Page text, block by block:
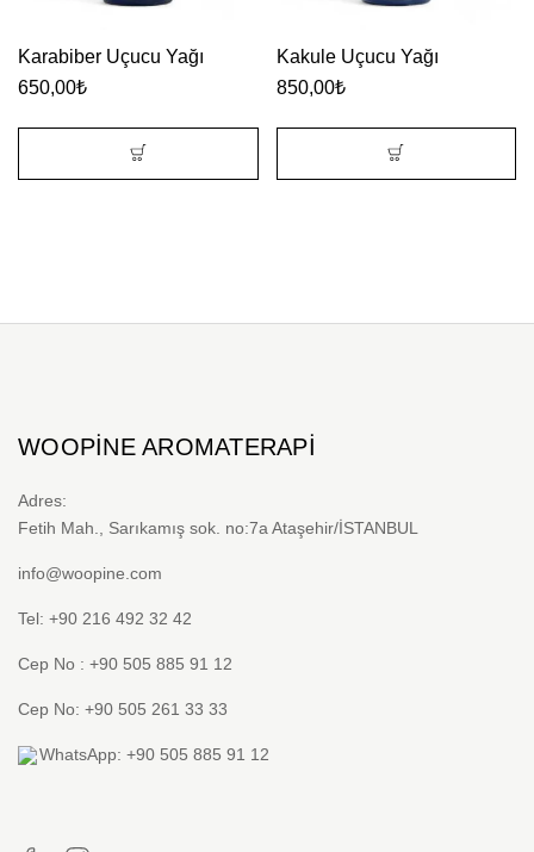
Karabiber Uçucu Yağı
650,00₺
Kakule Uçucu Yağı
850,00₺
WOOPINE AROMATERAPI
Adres:
Fetih Mah., Sarıkamış sok. no:7a Ataşehir/İSTANBUL
info@woopine.com
Tel: +90 216 492 32 42
Cep No : +90 505 885 91 12
Cep No: +90 505 261 33 33
WhatsApp: +90 505 885 91 12